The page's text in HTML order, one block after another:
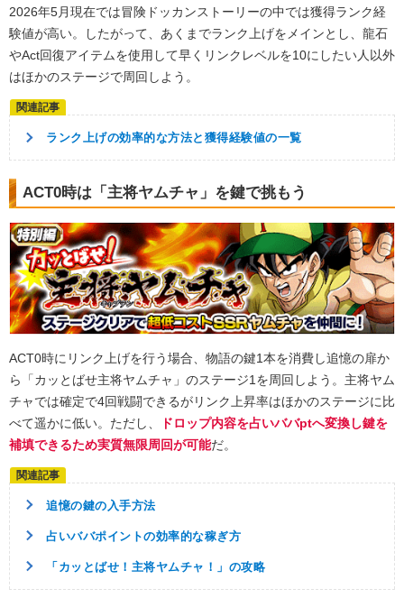
2026年5月現在では冒険ドッカンストーリーの中では獲得ランク経
験値が高い。したがって、あくまでランク上げをメインとし、龍石
やAct回復アイテムを使用して早くリンクレベルを10にしたい人以外
はほかのステージで周回しよう。
ランク上げの効率的な方法と獲得経験値の一覧
ACT0時は「主将ヤムチャ」を鍵で挑もう
ACT0時にリンク上げを行う場合、物語の鍵1本を消費し追憶の扉か
ら「カッとばせ主将ヤムチャ」のステージ1を周回しよう。主将ヤム
チャでは確定で4回戦闘できるがリンク上昇率はほかのステージに比
べて遥かに低い。ただし、
ドロップ内容を占いババptへ変換し鍵を
補填できるため実質無限周回が可能だ。
追憶の鍵の入手方法
占いババポイントの効率的な稼ぎ方
「カッとばせ！主将ヤムチャ！」の攻略